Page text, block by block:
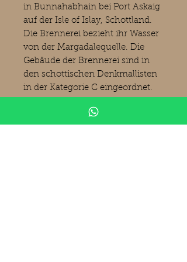
in Bunnahabhain bei Port Askaig
auf der Isle of Islay, Schottland.
Die Brennerei bezieht ihr Wasser
von der Margadalequelle. Die
Gebäude der Brennerei sind in
den schottischen Denkmallisten
in der Kategorie C eingeordnet.
auf Islay wurde 1881 von James